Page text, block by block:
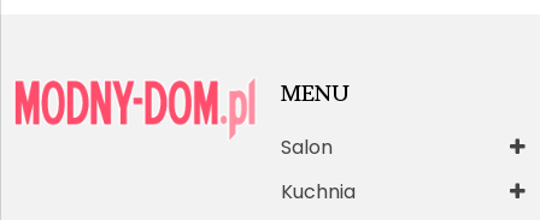
MENU
Salon
Kuchnia